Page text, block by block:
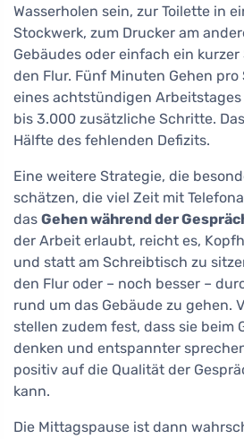
Wasserholen sein, zur Toilette in
Stockwerk, zum Drucker am
Gebäudes oder einfach ein
den Flur. Fünf Minuten Gehen
eines achtstündigen
bis 3.000 zusätzliche Schritte.
Hälfte des fehlenden Defizits.
Eine weitere Strategie, die
schätzen, die viel Zeit mit
das Gehen während der
der Arbeit erlaubt, reicht es,
und statt am Schreibtisch zu
den Flur oder – noch besser –
rund um das Gebäude zu gehen.
stellen zudem fest, dass sie beim
denken und entspannter
positiv auf die Qualität der
kann.
Die Mittagspause ist dann